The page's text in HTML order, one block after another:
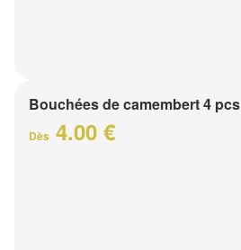
Bouchées de camembert 4 pcs
Dès 4.00 €